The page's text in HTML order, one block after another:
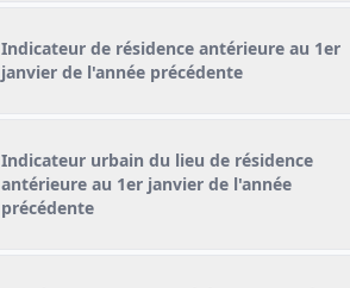
Indicateur de résidence antérieure au 1er
janvier de l'année précédente
Indicateur urbain du lieu de résidence
antérieure au 1er janvier de l'année
précédente